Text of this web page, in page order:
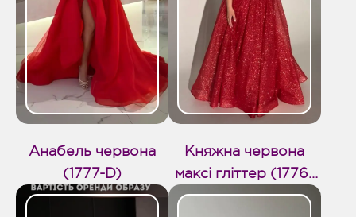
Анабель червона
(1777-D)
Княжна червона
максі гліттер (1776-
D)